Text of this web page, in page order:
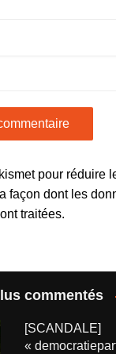
pour réduire
façon dont les
traitées.
commentés
[SCANDALE]
«